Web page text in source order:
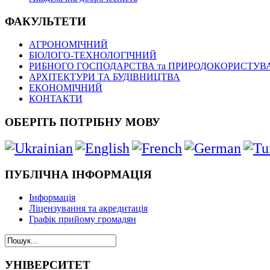
ФАКУЛЬТЕТИ
АГРОНОМІЧНИЙ
БІОЛОГО-ТЕХНОЛОГІЧНИЙ
РИБНОГО ГОСПОДАРСТВА та
АРХІТЕКТУРИ ТА БУДІВНИЦТВА
ЕКОНОМІЧНИЙ
КОНТАКТИ
ОБЕРІТЬ ПОТРІБНУ МОВУ
ПУБЛІЧНА ІНФОРМАЦІЯ
Інформація
Ліцензування та акредитація
Графік прийому громадян
УНІВЕРСИТЕТ